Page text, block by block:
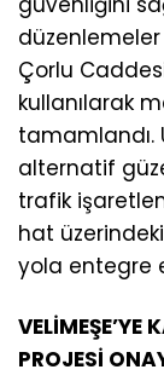
Çorlu
kullanılarak
tamamlandı.
alternatif
trafik
hat
yola entegre
PROJESİ